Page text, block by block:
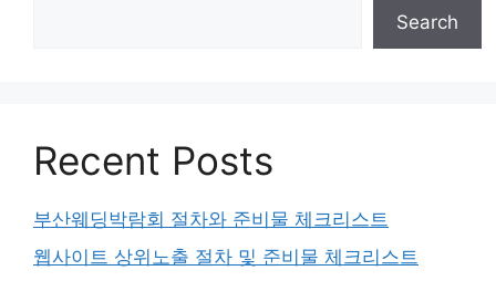
Search
Recent Posts
부산웨딩박람회 절차와 준비물 체크리스트
웹사이트 상위노출 절차 및 준비물 체크리스트